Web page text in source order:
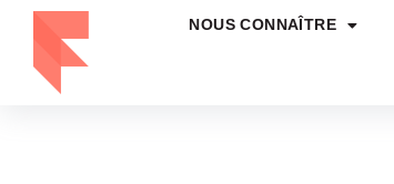
NOUS CONNAÎTRE